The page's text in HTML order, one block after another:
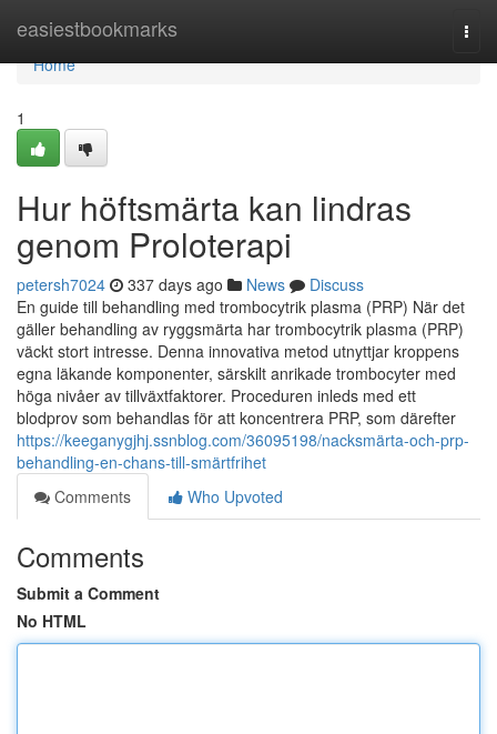
easiestbookmarks
Home
Home
1
Hur höftsmärta kan lindras
genom Proloterapi
petersh7024 337 days ago News
Discuss
En guide till behandling med trombocytrik plasma (PRP) När det
gäller behandling av ryggsmärta har trombocytrik plasma (PRP)
väckt stort intresse. Denna innovativa metod utnyttjar kroppens
egna läkande komponenter, särskilt anrikade trombocyter med
höga nivåer av tillväxtfaktorer. Proceduren inleds med ett
blodprov som behandlas för att koncentrera PRP, som därefter
https://keeganygjhj.ssnblog.com/36095198/nacksmärta-och-prp-
behandling-en-chans-till-smärtfrihet
Comments
Who Upvoted
Comments
Submit a Comment
No HTML